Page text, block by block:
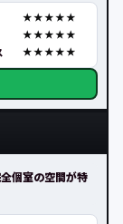
個室の空間が特